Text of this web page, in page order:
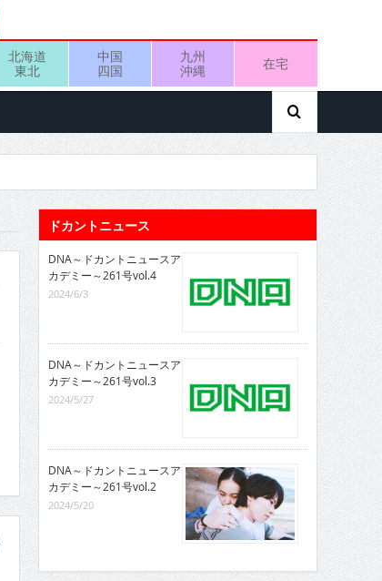
北海道
東北
中国
四国
九州
沖縄
在宅
ドカントニュース
DNA～ドカントニュースア
カデミー～261号vol.4
2024/6/3
DNA～ドカントニュースア
カデミー～261号vol.3
2024/5/27
DNA～ドカントニュースア
カデミー～261号vol.2
2024/5/20